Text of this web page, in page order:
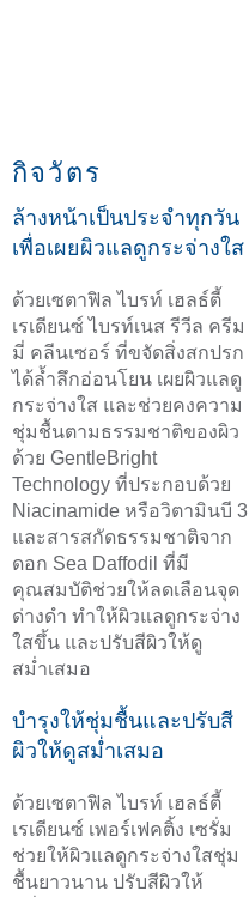
กิจวัตร
ล้างหน้าเป็นประจำทุกวัน
เพื่อเผยผิวแลดูกระจ่างใส
ด้วยเซตาฟิล ไบรท์ เฮลธ์ตี้
เรเดียนซ์ ไบรท์เนส รีวีล ครีม
มี่ คลีนเซอร์ ที่ขจัดสิ่งสกปรก
ได้ล้ำลึกอ่อนโยน เผยผิวแลดู
กระจ่างใส และช่วยคงความ
ชุ่มชื้นตามธรรมชาติของผิว
ด้วย GentleBright
Technology ที่ประกอบด้วย
Niacinamide หรือวิตามินบี 3
และสารสกัดธรรมชาติจาก
ดอก Sea Daffodil ที่มี
คุณสมบัติช่วยให้ลดเลือนจุด
ด่างดำ ทำให้ผิวแลดูกระจ่าง
ใสขึ้น และปรับสีผิวให้ดู
สม่ำเสมอ
บำรุงให้ชุ่มชื้นและปรับสี
ผิวให้ดูสม่ำเสมอ
ด้วยเซตาฟิล ไบรท์ เฮลธ์ตี้
เรเดียนซ์ เพอร์เฟคติ้ง เซรั่ม
ช่วยให้ผิวแลดูกระจ่างใสชุ่ม
ชื้นยาวนาน ปรับสีผิวให้